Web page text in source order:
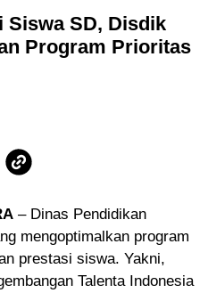
Siswa SD, Disdik
Program Prioritas
– Dinas Pendidikan
mengoptimalkan program
prestasi siswa. Yakni,
Talenta Indonesia